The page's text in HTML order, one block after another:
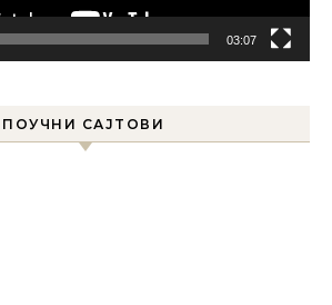
03:07
ПОУЧНИ САЈТОВИ